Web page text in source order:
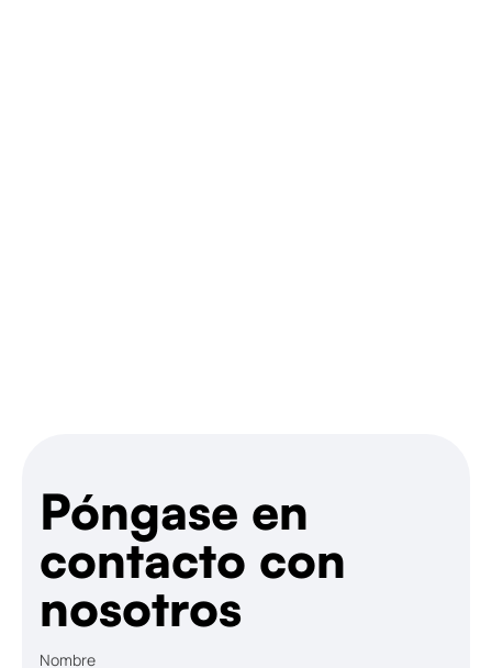
Póngase en
contacto con
nosotros